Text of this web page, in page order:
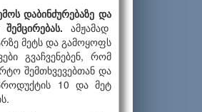
დაბინძურებაზე და
ამჟამად
მეტს და გამოყოფს
გვაჩვენებენ, რომ
შემთხვევებთან და
10 და მეტ